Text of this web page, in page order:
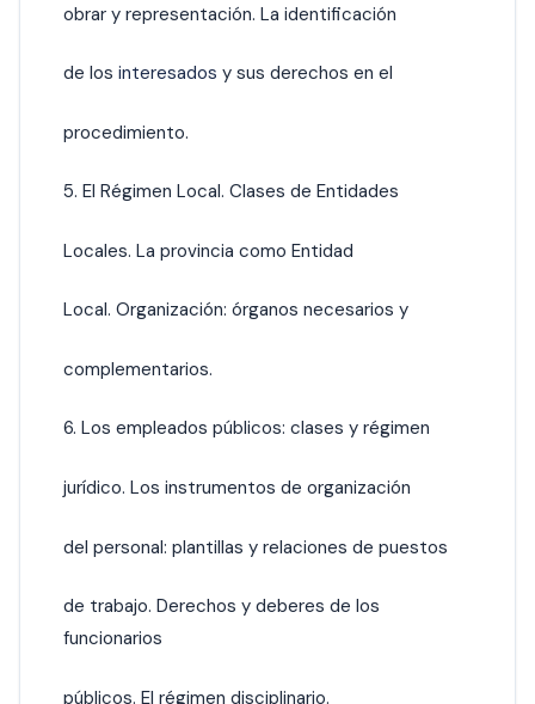
obrar y representación. La identificación
de los interesados y sus derechos en el
procedimiento.
5. El Régimen Local. Clases de Entidades
Locales. La provincia como Entidad
Local. Organización: órganos necesarios y
complementarios.
6. Los empleados públicos: clases y régimen
jurídico. Los instrumentos de organización
del personal: plantillas y relaciones de puestos
de trabajo. Derechos y deberes de los
funcionarios
públicos. El régimen disciplinario.